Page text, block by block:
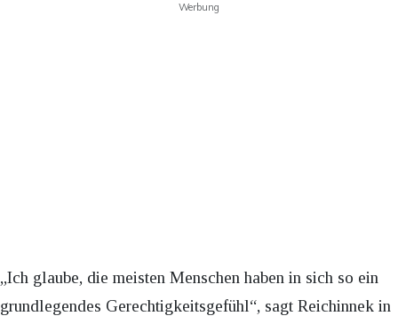
Werbung
„Ich glaube, die meisten Menschen haben in sich so ein
grundlegendes Gerechtigkeitsgefühl“, sagt Reichinnek in